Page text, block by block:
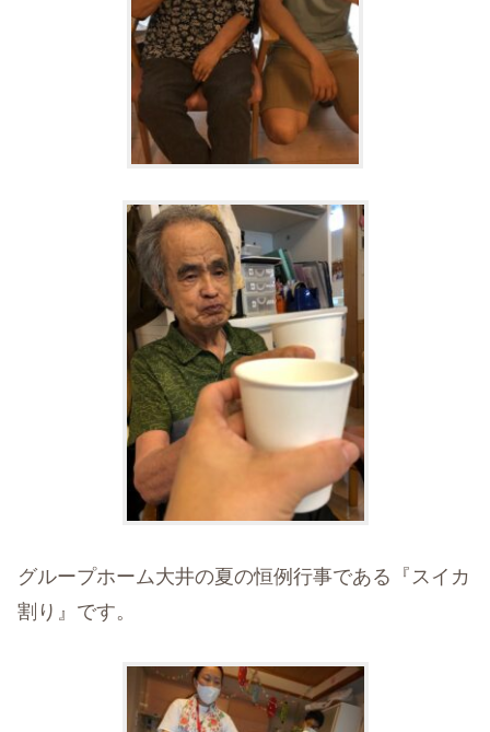
グループホーム大井の夏の恒例行事である『スイカ
割り』です。